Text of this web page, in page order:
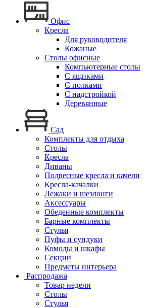
Офис
Кресла
Для руководителя
Кожаные
Столы офисные
Компьютерные столы
С ящиками
С полками
С надстройкой
Деревянные
Сад
Комплекты для отдыха
Столы
Кресла
Диваны
Подвесные кресла и качели
Кресла-качалки
Лежаки и шезлонги
Аксессуары
Обеденные комплекты
Барные комплекты
Стулья
Пуфы и сундуки
Комоды и шкафы
Секции
Предметы интерьера
Распродажа
Товар недели
Столы
Стулья